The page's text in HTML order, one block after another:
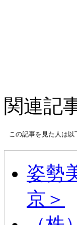
関連記
この記事を見た人は以
姿勢
京＞